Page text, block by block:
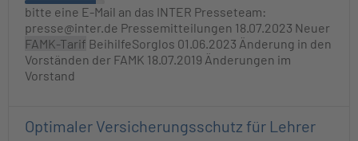
bitte eine E-Mail an das INTER Presseteam:
presse@inter.de Pressemitteilungen 18.07.2023 Neuer
FAMK-Tarif BeihilfeSorglos 01.06.2023 Änderung in den
Vorständen der FAMK 18.07.2019 Änderungen im
Vorstand
Optimaler Versicherungsschutz für Lehrer